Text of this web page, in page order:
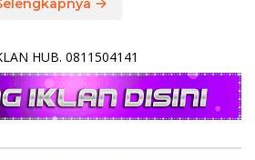
IKLAN HUB. 0811504141